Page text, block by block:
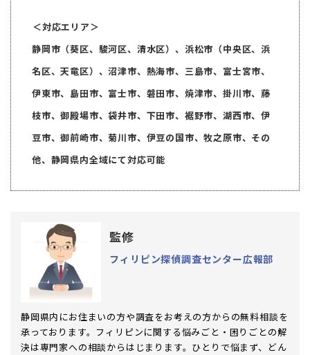
＜対応エリア＞
静岡市（葵区、駿河区、清水区）、浜松市（中央区、浜
名区、天竜区）、沼津市、熱海市、三島市、富士宮市、
伊東市、島田市、富士市、磐田市、焼津市、掛川市、藤
枝市、御殿場市、袋井市、下田市、裾野市、湖西市、伊
豆市、御前崎市、菊川市、伊豆の国市、牧之原市、その
他、静岡県内全域にて対応可能
監修
フィリピン探偵調査センター広報部
静岡県内にお住まいの方や調査をお考えの方からの無料相談を
承っております。フィリピンに関する悩みごと・困りごとの解
決は専門家への相談からはじまります。ひとりで悩まず、どん